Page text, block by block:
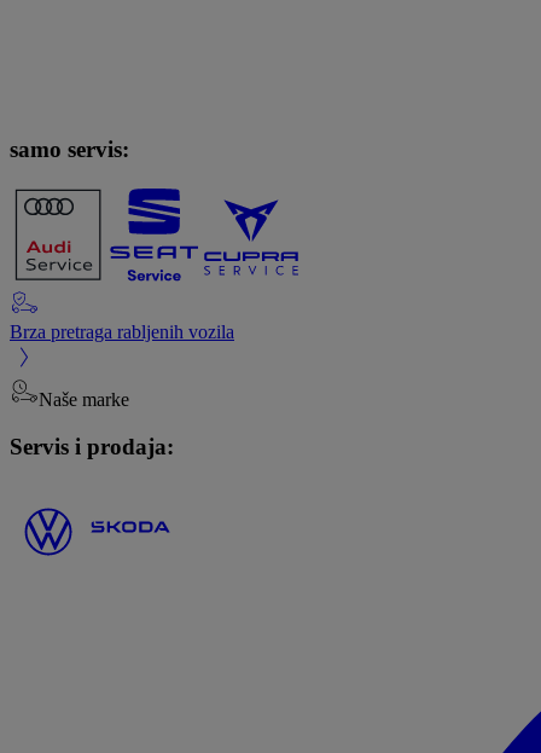
samo servis:
Brza pretraga rabljenih vozila
Naše marke
Servis i prodaja: